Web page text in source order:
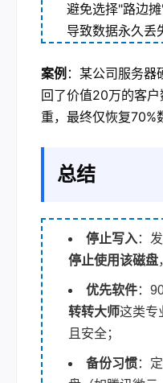
避免选择"路边
导致数据永久丢
案例 ：某公司服务器
回了价值20万的客
重，最终仅恢复70%
总结
停止写入：
停止使用该磁盘
优先软件：
转转大师这类专
且安全；
备份习惯：